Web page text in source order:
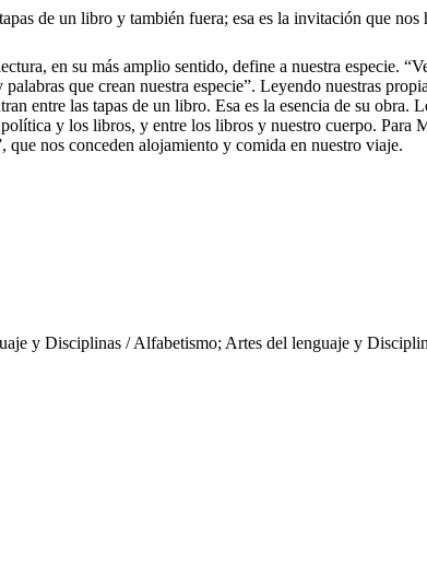
de un libro y también fuera; esa es la invitación que nos
en su más amplio sentido, define a nuestra especie.
que crean nuestra especie”. Leyendo nuestras
entre las tapas de un libro. Esa es la esencia de su obra.
y los libros, y entre los libros y nuestro cuerpo. Para
nos conceden alojamiento y comida en nuestro viaje.
y Disciplinas / Alfabetismo; Artes del lenguaje y